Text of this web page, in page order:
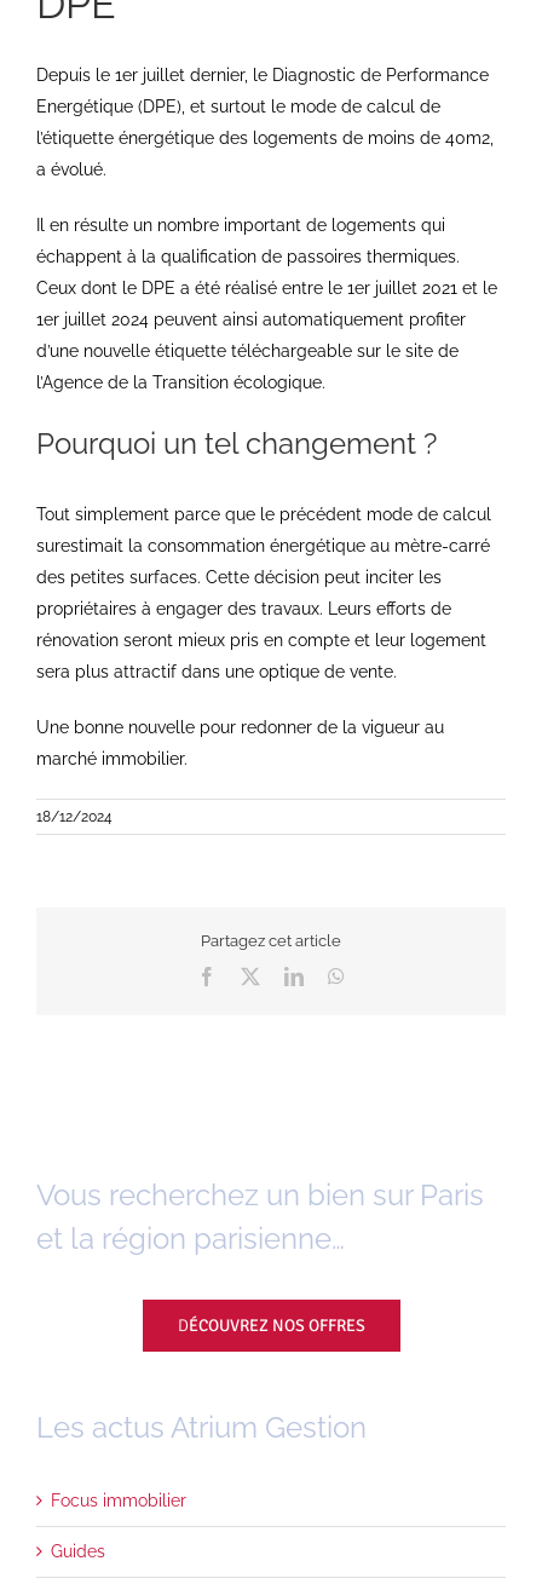
Depuis le 1er juillet dernier, le Diagnostic de Performance
Energétique (DPE), et surtout le mode de calcul de
l’étiquette énergétique des logements de moins de 40m2,
a évolué.
Il en résulte un nombre important de logements qui
échappent à la qualification de passoires thermiques.
Ceux dont le DPE a été réalisé entre le 1er juillet 2021 et le
1er juillet 2024 peuvent ainsi automatiquement profiter
d’une nouvelle étiquette téléchargeable sur le site de
l’Agence de la Transition écologique.
Pourquoi un tel changement ?
Tout simplement parce que le précédent mode de calcul
surestimait la consommation énergétique au mètre-carré
des petites surfaces. Cette décision peut inciter les
propriétaires à engager des travaux. Leurs efforts de
rénovation seront mieux pris en compte et leur logement
sera plus attractif dans une optique de vente.
Une bonne nouvelle pour redonner de la vigueur au
marché immobilier.
18/12/2024
Partagez cet article
Facebook LinkedIn
Vous recherchez un bien sur Paris
et la région parisienne…
DÉCOUVREZ NOS OFFRES
Les actus Atrium Gestion
Focus immobilier
Guides